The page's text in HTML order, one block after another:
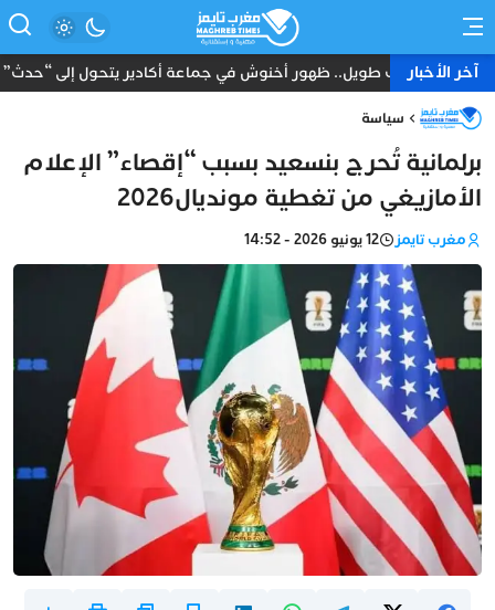
آخر الأخبار
بعد غياب طويل.. ظهور أخنوش في جماعة أكادير يتحول إلى “حدث”
سياسة
برلمانية تُحرج بنسعيد بسبب “إقصاء” الإعلام
الأمازيغي من تغطية مونديال2026
مغرب تايمز 12 يونيو 2026 - 14:52